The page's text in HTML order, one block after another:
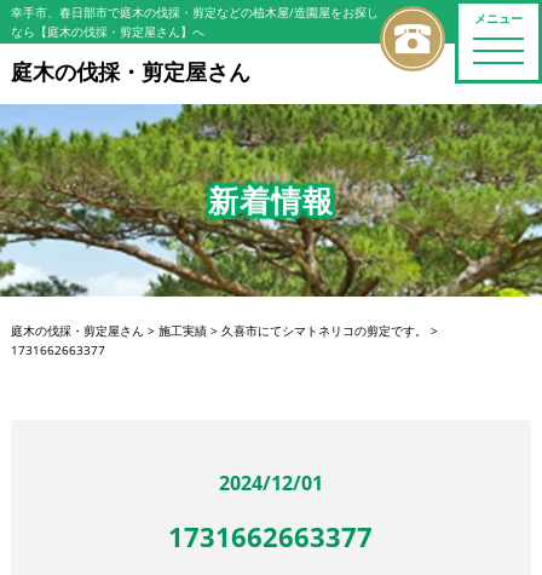
メニュー
toggle
幸手市、春日部市で庭木の伐採・剪定などの植木屋/造園屋をお探し
なら【庭木の伐採・剪定屋さん】へ
庭木の伐採・剪定屋さん
新着情報
庭木の伐採・剪定屋さん > 施工実績> 久喜市にてシマトネリコの剪定です。
>
1731662663377
2024/12/01
1731662663377